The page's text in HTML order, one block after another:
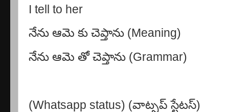
I tell to her
నేను ఆమె కు చెప్తాను (Meaning)
నేను ఆమె తో చెప్తాను (Grammar)
(Whatsapp status) (వాట్సప్ స్టేటస్)